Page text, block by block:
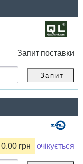
Запит поставки
0.00 грн очікується